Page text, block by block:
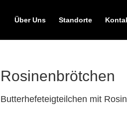
Über Uns Standorte
Rosinenbrötchen
Butterhefeteigteilchen mit